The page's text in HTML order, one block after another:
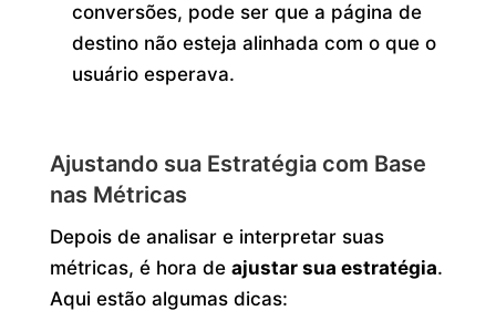
conversões, pode ser que a página de
destino não esteja alinhada com o que o
usuário esperava.
Ajustando sua Estratégia com Base
nas Métricas
Depois de analisar e interpretar suas
métricas, é hora de ajustar sua estratégia.
Aqui estão algumas dicas: